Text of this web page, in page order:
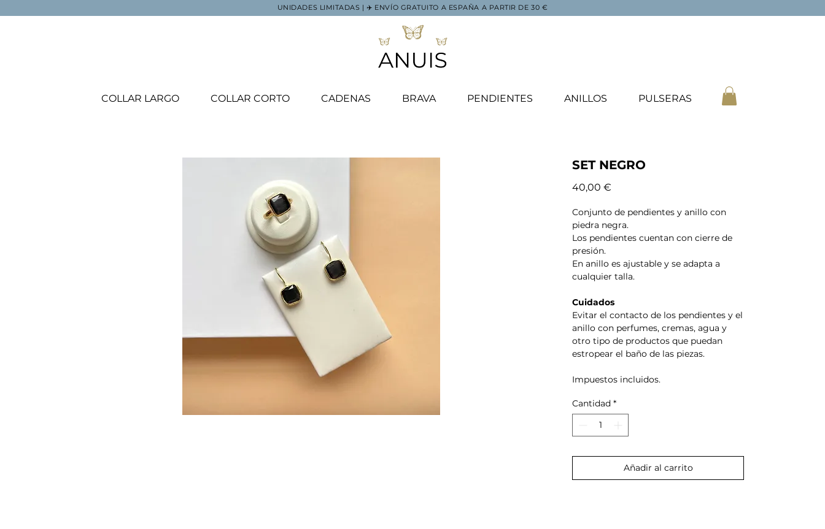
UNIDADES LIMITADAS | ✈️ ENVÍO GRATUITO A ESPAÑA A PARTIR DE 30 €
COLLAR LARGO COLLAR CORTO CADENAS BRAVA PENDIENTES ANILLOS PULSERAS
SET NEGRO
40,00 €
Conjunto de pendientes y anillo con
piedra negra.
Los pendientes cuentan con cierre de
presión.
En anillo es ajustable y se adapta a
cualquier talla.
Cuidados
Evitar el contacto de los pendientes y el
anillo con perfumes, cremas, agua y
otro tipo de productos que puedan
estropear el baño de las piezas.
Impuestos incluidos.
Cantidad *
Añadir al carrito